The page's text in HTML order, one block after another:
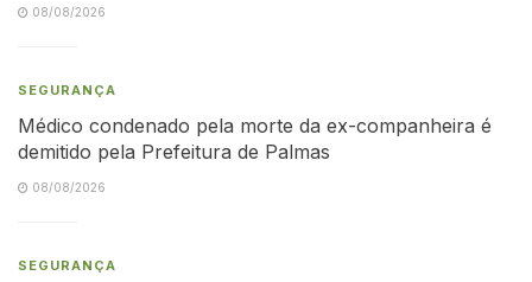
08/08/2026
SEGURANÇA
Médico condenado pela morte da ex-companheira é
demitido pela Prefeitura de Palmas
08/08/2026
SEGURANÇA